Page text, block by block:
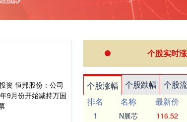
个股实时
个股涨幅 个股跌幅 个股
排名
名称 最新价
1
N展芯 116.52